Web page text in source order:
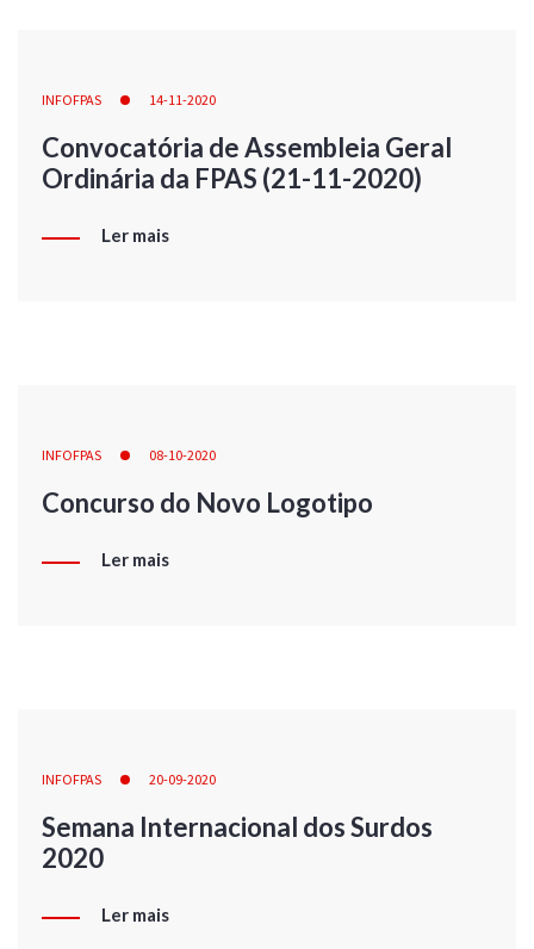
INFOFPAS 14-11-2020
Convocatória de Assembleia Geral
Ordinária da FPAS (21-11-2020)
Ler mais
INFOFPAS 08-10-2020
Concurso do Novo Logotipo
Ler mais
INFOFPAS 20-09-2020
Semana Internacional dos Surdos
2020
Ler mais